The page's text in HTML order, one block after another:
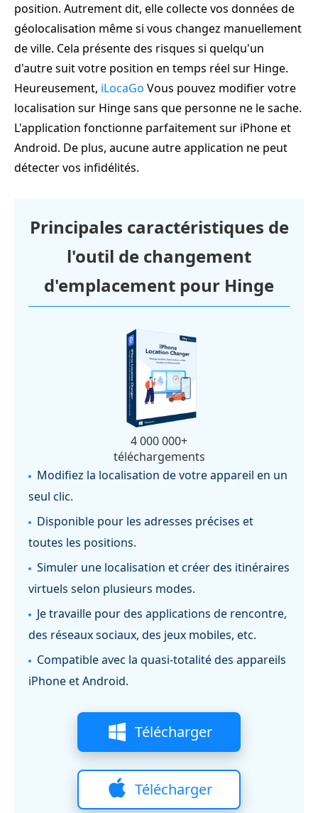
position. Autrement dit, elle collecte vos données de
géolocalisation même si vous changez manuellement
de ville. Cela présente des risques si quelqu'un
d'autre suit votre position en temps réel sur Hinge.
Heureusement, iLocaGo Vous pouvez modifier votre
localisation sur Hinge sans que personne ne le sache.
L'application fonctionne parfaitement sur iPhone et
Android. De plus, aucune autre application ne peut
détecter vos infidélités.
Principales caractéristiques de
l'outil de changement
d'emplacement pour Hinge
4 000 000+
téléchargements
Modifiez la localisation de votre appareil en un
seul clic.
Disponible pour les adresses précises et
toutes les positions.
Simuler une localisation et créer des itinéraires
virtuels selon plusieurs modes.
Je travaille pour des applications de rencontre,
des réseaux sociaux, des jeux mobiles, etc.
Compatible avec la quasi-totalité des appareils
iPhone et Android.
Télécharger
Télécharger